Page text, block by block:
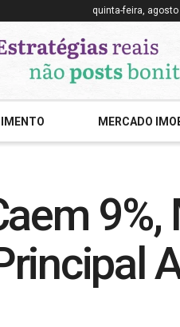
quinta-feira, agosto
MERCADO